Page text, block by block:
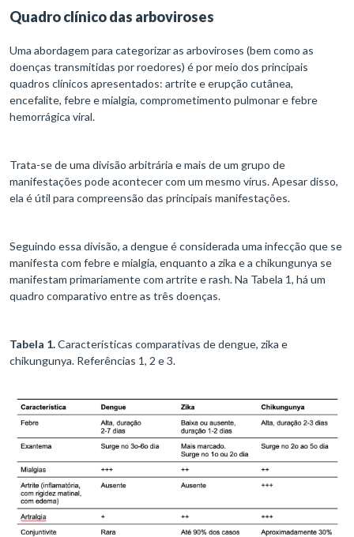
Quadro clínico das arboviroses
Uma abordagem para categorizar as arboviroses (bem como as
doenças transmitidas por roedores) é por meio dos principais
quadros clínicos apresentados: artrite e erupção cutânea,
encefalite, febre e mialgia, comprometimento pulmonar e febre
hemorrágica viral.
Trata-se de uma divisão arbitrária e mais de um grupo de
manifestações pode acontecer com um mesmo vírus. Apesar disso,
ela é útil para compreensão das principais manifestações.
Seguindo essa divisão, a dengue é considerada uma infecção que se
manifesta com febre e mialgia, enquanto a zika e a chikungunya se
manifestam primariamente com artrite e rash. Na Tabela 1, há um
quadro comparativo entre as três doenças.
Tabela 1.Características comparativas de dengue, zika e
chikungunya. Referências 1, 2 e 3.